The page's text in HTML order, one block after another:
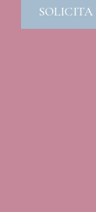
SOLICITA